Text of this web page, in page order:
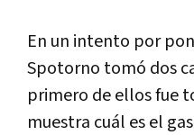
En un intento por
Spotorno tomó dos
primero de ellos fue
muestra cuál es el